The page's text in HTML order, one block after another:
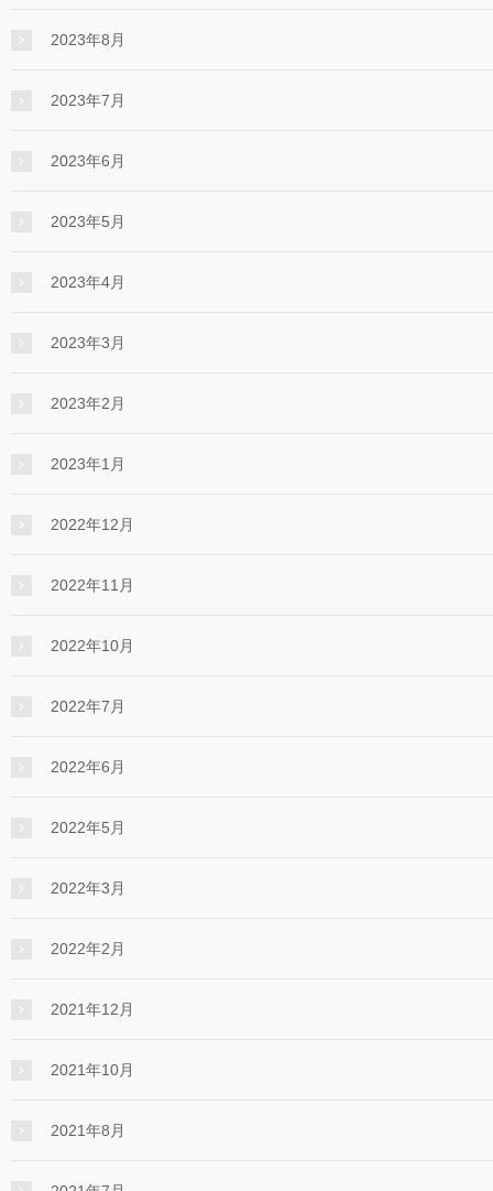
2023年8月
2023年7月
2023年6月
2023年5月
2023年4月
2023年3月
2023年2月
2023年1月
2022年12月
2022年11月
2022年10月
2022年7月
2022年6月
2022年5月
2022年3月
2022年2月
2021年12月
2021年10月
2021年8月